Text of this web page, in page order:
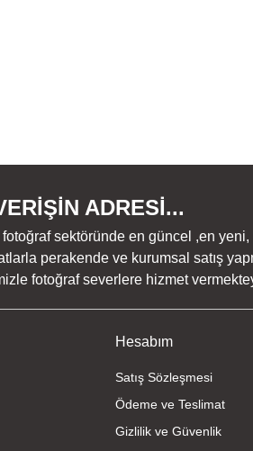
ADRESİ...
fotoğraf sektöründe en güncel ,en
perakende ve kurumsal satış
fotoğraf severlere hizmet
Hesabım
Satış Sözleşmesi
Ödeme ve Teslimat
Gizlilik ve Güvenlik